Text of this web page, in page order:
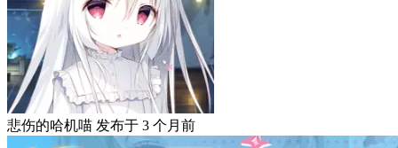
悲伤的哈机喵 发布于 3 个月前